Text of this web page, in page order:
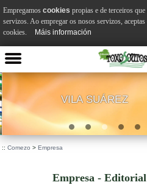
VILA SUÁREZ
:: Comezo > Empresa
Empresa - Editorial
Empregamos cookies propias e de terceiros
servizos. Ao empregar os nosos servizos,
cookies.
Máis información